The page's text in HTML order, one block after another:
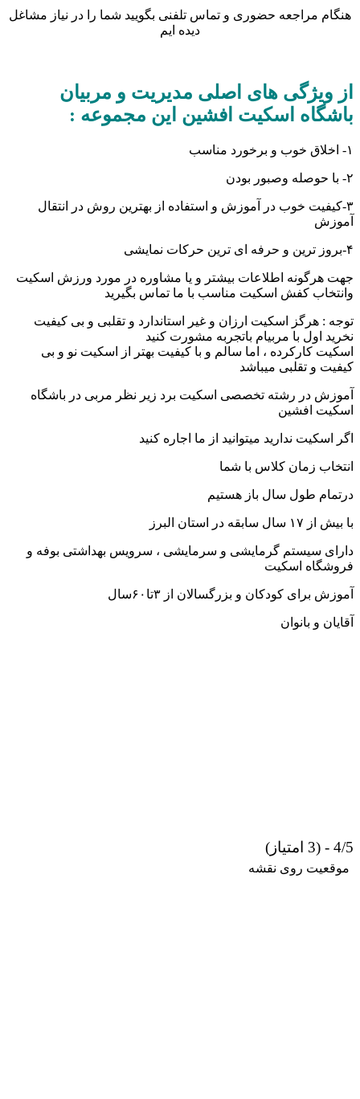
هنگام مراجعه حضوری و تماس تلفنی بگویید شما را در نیاز مشاغل
دیده ایم
از ویژگی های اصلی مدیریت و مربیان
باشگاه اسکیت افشین این مجموعه :
۱- اخلاق خوب و برخورد مناسب
۲- با حوصله وصبور بودن
۳-کیفیت خوب در آموزش و استفاده از بهترین روش در انتقال
آموزش
۴-بروز ترین و حرفه ای ترین حرکات نمایشی
جهت هرگونه اطلاعات بیشتر و یا مشاوره در مورد ورزش اسکیت
وانتخاب کفش اسکیت مناسب با ما تماس بگیرید
توجه : هرگز اسکیت ارزان و غیر استاندارد و تقلبی و بی کیفیت
نخرید اول با مربیام باتجربه مشورت کنید
اسکیت کارکرده ، اما سالم و با کیفیت بهتر از اسکیت نو و بی
کیفیت و تقلبی میباشد
آموزش در رشته تخصصی اسکیت برد زیر نظر مربی در باشگاه
اسکیت افشین
اگر اسکیت ندارید میتوانید از ما اجاره کنید
انتخاب زمان کلاس با شما
درتمام طول سال باز هستیم
با بیش از ۱۷ سال سابقه در استان البرز
دارای سیستم گرمایشی و سرمایشی ، سرویس بهداشتی بوفه و
فروشگاه اسکیت
آموزش برای کودکان و بزرگسالان از ۳تا۶۰سال
آقایان و بانوان
4/5 - (3 امتیاز)
موقعیت روی نقشه